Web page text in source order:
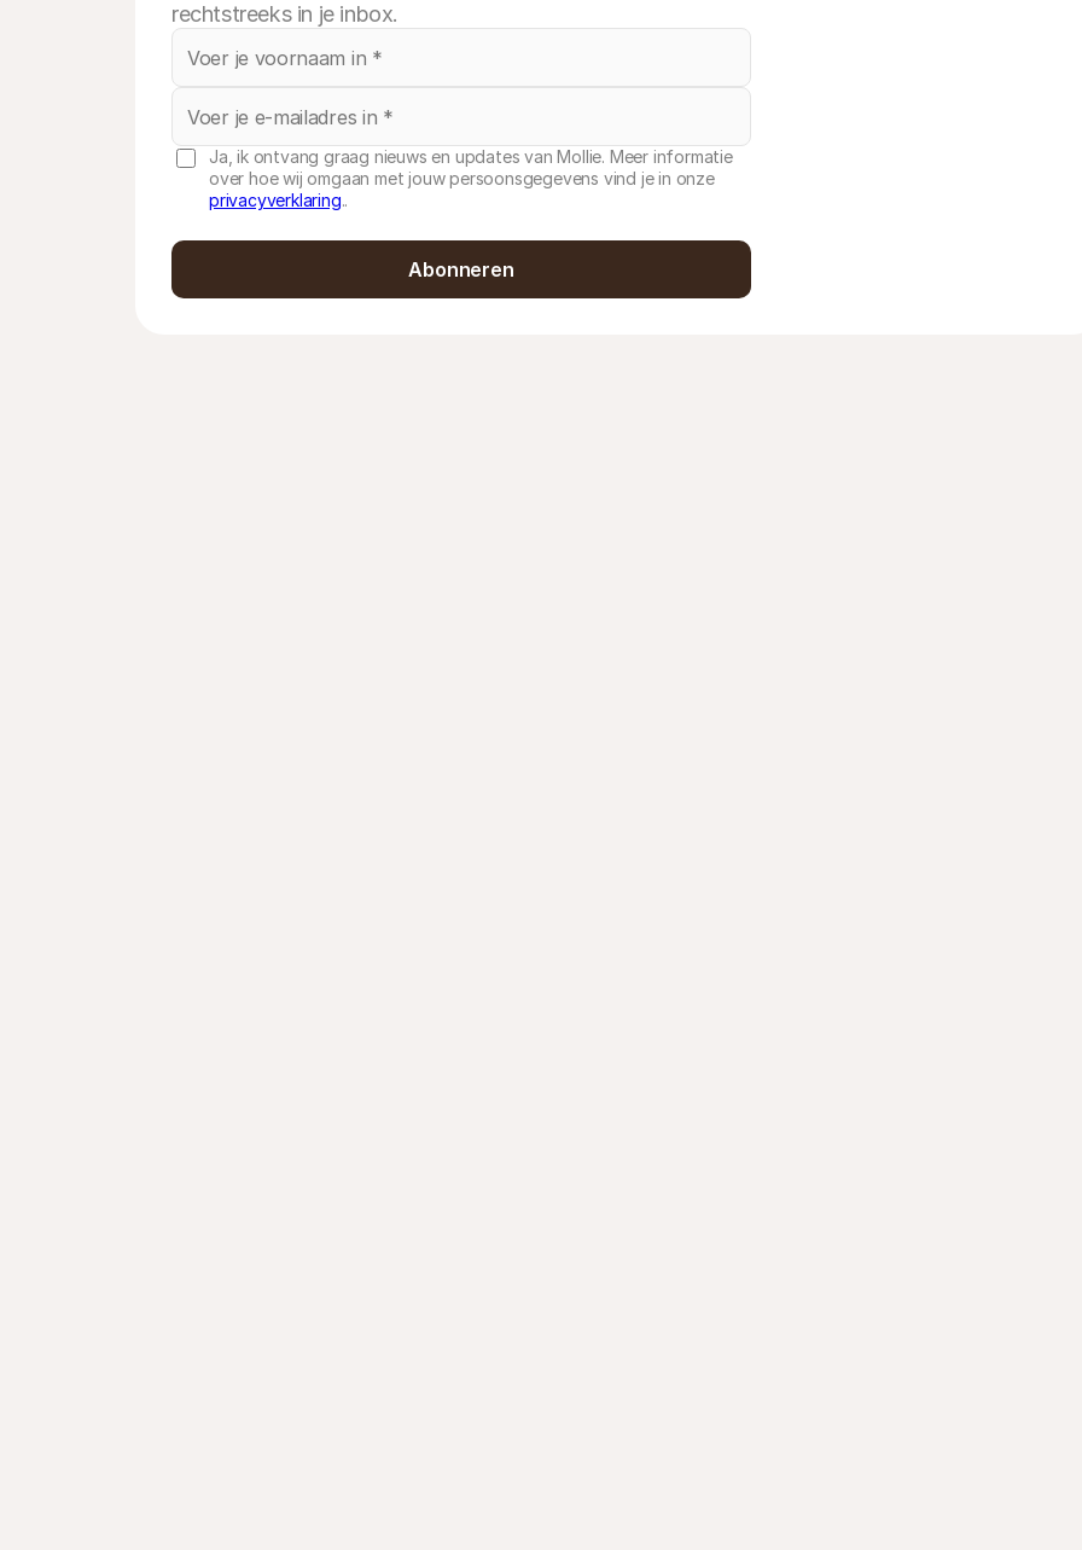
rechtstreeks in je inbox.
Ja, ik ontvang graag nieuws en updates van Mollie. Meer informatie
over hoe wij omgaan met jouw persoonsgegevens vind je in onze
privacyverklaring..
Abonneren